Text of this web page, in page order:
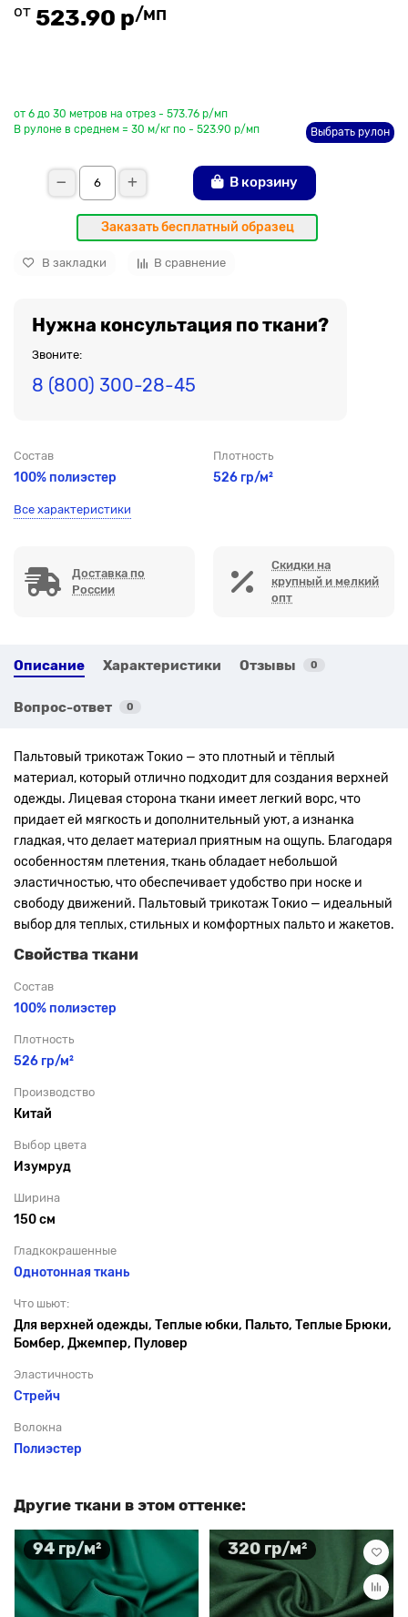
от 523.90 р/мп
от 6 до 30 метров на отрез - 573.76 р/мп
В рулоне в среднем = 30 м/кг по - 523.90 р/мп
Выбрать рулон
В корзину
Заказать бесплатный образец
В закладки В сравнение
Нужна консультация по ткани?
Звоните:
8 (800) 300-28-45
Состав
100% полиэстер
Плотность
526 гр/м²
Все характеристики
Доставка по
России
Скидки на
крупный и мелкий
опт
Описание Характеристики Отзывы 0
Вопрос-ответ 0
Пальтовый трикотаж Токио — это плотный и тёплый
материал, который отлично подходит для создания верхней
одежды. Лицевая сторона ткани имеет легкий ворс, что
придает ей мягкость и дополнительный уют, а изнанка
гладкая, что делает материал приятным на ощупь. Благодаря
особенностям плетения, ткань обладает небольшой
эластичностью, что обеспечивает удобство при носке и
свободу движений. Пальтовый трикотаж Токио — идеальный
выбор для теплых, стильных и комфортных пальто и жакетов.
Свойства ткани
Состав
100% полиэстер
Плотность
526 гр/м²
Производство
Китай
Выбор цвета
Изумруд
Ширина
150 см
Гладкокрашенные
Однотонная ткань
Что шьют:
Для верхней одежды, Теплые юбки, Пальто, Теплые Брюки,
Бомбер, Джемпер, Пуловер
Эластичность
Стрейч
Волокна
Полиэстер
Другие ткани в этом оттенке:
94 гр/м² 320 гр/м²